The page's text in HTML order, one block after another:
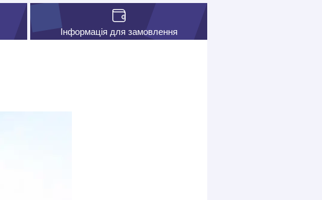
Інформація для замовлення